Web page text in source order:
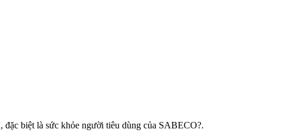
biệt là sức khỏe người tiêu dùng của SABECO?.